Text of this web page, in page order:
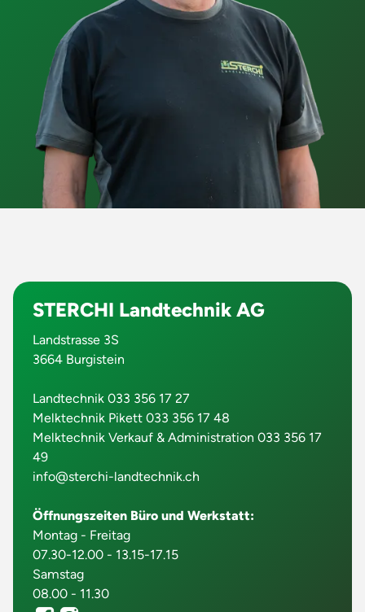
STERCHI Landtechnik AG
Landstrasse 3S
3664 Burgistein
Landtechnik 033 356 17 27
Melktechnik Pikett 033 356 17 48
Melktechnik Verkauf & Administration 033 356 17
49
info@sterchi-landtechnik.ch
Öffnungszeiten Büro und Werkstatt:
Montag - Freitag
07.30-12.00 - 13.15-17.15
Samstag
08.00 - 11.30